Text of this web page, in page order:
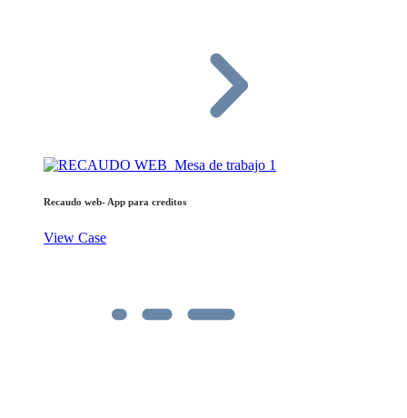
Recaudo web- App para creditos
View Case